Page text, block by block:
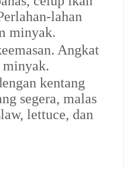
lahan
minyak.
Angkat
minyak.
kentang
segera, malas
lettuce, dan